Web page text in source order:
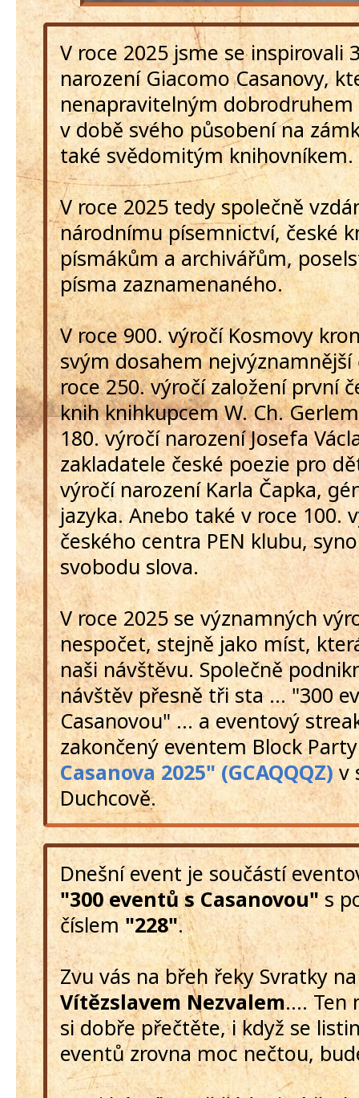
V roce 2025 jsme se inspirovali
narození Giacomo Casanovy,
nenapravitelným dobrodruhem
v době svého působení na
také svědomitým knihovníkem.
V roce 2025 tedy společně
národnímu písemnictví, české
písmákům a archivářům,
písma zaznamenaného.
V roce 900. výročí Kosmovy
svým dosahem nejvýznamnější
roce 250. výročí založení první
knih knihkupcem W. Ch.
180. výročí narození Josefa
zakladatele české poezie pro
výročí narození Karla Čapka,
jazyka. Anebo také v roce 100.
českého centra PEN klubu,
svobodu slova.
V roce 2025 se významných
nespočet, stejně jako míst,
naši návštěvu. Společně
návštěv přesně tři sta ... "300
Casanovou" ... a eventový
zakončený eventem Block
Casanova 2025" (GCAQQQZ)v
Duchcově.
Dnešní event je součástí
"300 eventů s Casanovou"s
číslem"228".
Zvu vás na břeh řeky Svratky
Vítězslavem Nezvalem…. Ten
si dobře přečtěte, i když se
eventů zrovna moc nečtou,